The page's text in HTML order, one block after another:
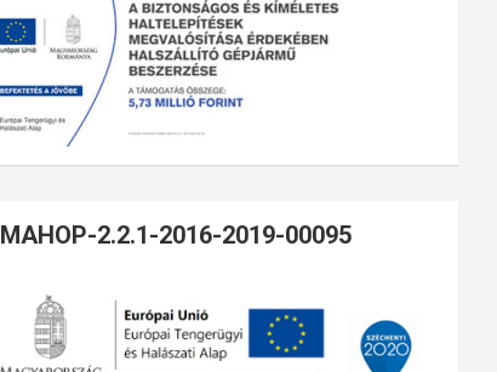
MAHOP-2.2.1-2016-2019-00095